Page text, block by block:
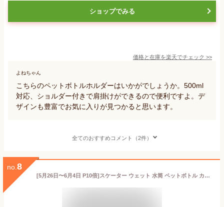
ショップでみる
価格と在庫を楽天でチェック >>
よねちゃん
こちらのペットボトルホルダーはいかがでしょうか。500ml
対応、ショルダー付きで肩掛けができるので便利ですよ。デ
ザインも豊富でお気に入りが見つかると思います。
全てのおすすめコメント（2件）
no. 8
[5月26日〜6月4日 P10倍]スケーター ウェット 水筒 ペットボトル カバー 保冷 水筒カバー ショルダー 子供 キャラクター ディズニー WSSC3【ボトル ケース ボトルホルダー ボトルカバー 500ml 対応 肩掛け キッズ 子ども】